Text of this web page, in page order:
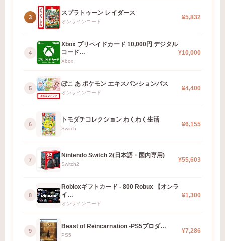
3
スプラトゥーン レイダース
オンラインコード
¥5,832
4
Xbox プリペイドカード 10,000円 デジタル
コード…
Xbox
¥10,000
5
ぽこ あ ポケモン エキスパンションパス
オンラインコード
¥4,400
6
トモダチコレクション わくわく生活
Switch
¥6,155
7
Nintendo Switch 2(日本語・国内専用)
Switch2
¥55,603
8
Robloxギフトカード - 800 Robux 【オンラ
イ…
オンラインコード
¥1,300
9
Beast of Reincarnation -PS5プロダ…
PS5
¥7,286